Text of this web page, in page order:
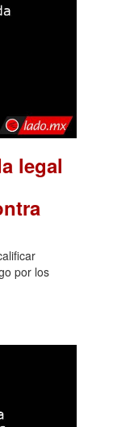
legal
por los